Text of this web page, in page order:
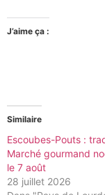
J’aime ça :
Similaire
Escoubes-Pouts :
Marché gourmand
le 7 août
28 juillet 2026